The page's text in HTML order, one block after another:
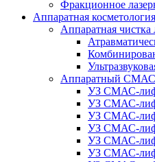
Фракционное
Аппаратная косметология
Аппаратная чистка
Аппаратный СМАС
УЗ СМАС-
УЗ СМАС-
УЗ СМАС-
УЗ СМАС-
УЗ СМАС-
УЗ СМАС-